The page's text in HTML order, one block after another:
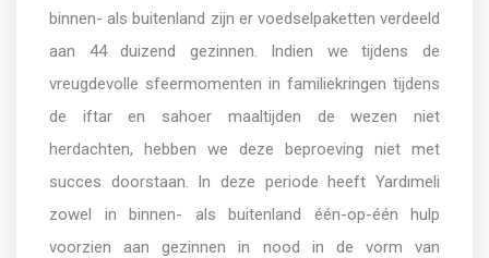
binnen- als buitenland zijn er voedselpaketten verdeeld
aan 44 duizend gezinnen. Indien we tijdens de
vreugdevolle sfeermomenten in familiekringen tijdens
de iftar en sahoer maaltijden de wezen niet
herdachten, hebben we deze beproeving niet met
succes doorstaan. In deze periode heeft Yardımeli
zowel in binnen- als buitenland één-op-één hulp
voorzien aan gezinnen in nood in de vorm van